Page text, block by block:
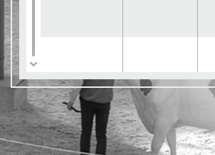
23/07/2026 Génétique